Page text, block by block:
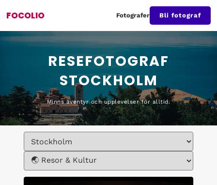
FOCOLIO Fotografer Bli fotograf
RESEFOTOGRAF
STOCKHOLM
Minns äventyr och upplevelser för alltid.